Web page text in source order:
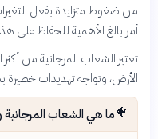
من ضغوط متزايدة بفعل
أمر بالغ الأهمية للحفاظ على
تعتبر الشعاب المرجانية من
الأرض، وتواجه تهديدات خطيرة
🐠ما هي الشعاب المرجانية